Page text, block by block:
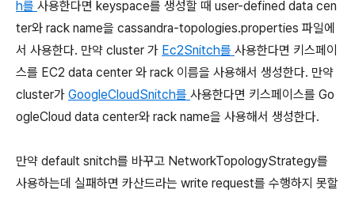
h를 사용한다면 keyspace를 생성할 때 user-defined data cen
ter와 rack name을 cassandra-topologies.properties 파일에
서 사용한다. 만약 cluster 가 Ec2Snitch를 사용한다면 키스페이
스를 EC2 data center 와 rack 이름을 사용해서 생성한다. 만약
cluster가 GoogleCloudSnitch를 사용한다면 키스페이스를 Go
ogleCloud data center와 rack name을 사용해서 생성한다.
만약 default snitch를 바꾸고 NetworkTopologyStrategy를
사용하는데 실패하면 카산드라는 write request를 수행하지 못할